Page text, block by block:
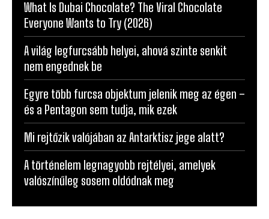
What Is Dubai Chocolate? The Viral Chocolate
Everyone Wants to Try (2026)
A világ legfurcsább helyei, ahová szinte senkit
nem engednek be
Egyre több furcsa objektum jelenik meg az égen –
és a Pentagon sem tudja, mik ezek
Mi rejtőzik valójában az Antarktisz jege alatt?
A történelem legnagyobb rejtélyei, amelyek
valószínűleg sosem oldódnak meg